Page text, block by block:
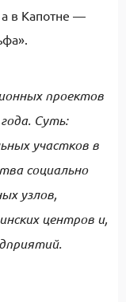
в Капотне —
проектов
Суть:
участков в
социально
узлов,
центров и,